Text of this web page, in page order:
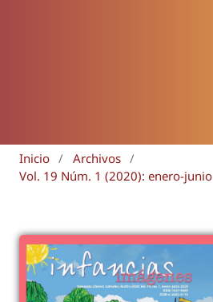
Inicio / Archivos /
Vol. 19 Núm. 1 (2020): enero-junio